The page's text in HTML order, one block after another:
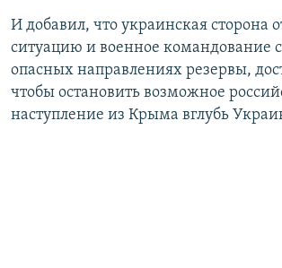
И добавил, что украинская сторона
ситуацию и военное командование
опасных направлениях резервы,
чтобы остановить возможное
наступление из Крыма вглубь